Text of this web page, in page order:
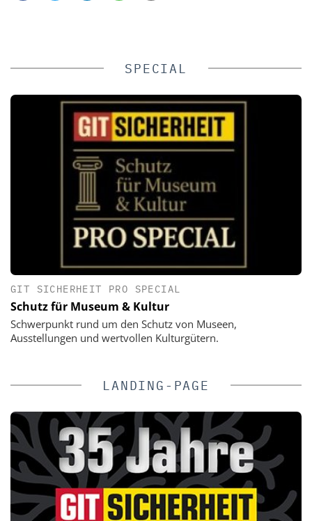
SPECIAL
GIT SICHERHEIT PRO SPECIAL
Schutz für Museum & Kultur
Schwerpunkt rund um den Schutz von Museen,
Ausstellungen und wertvollen Kulturgütern.
LANDING-PAGE